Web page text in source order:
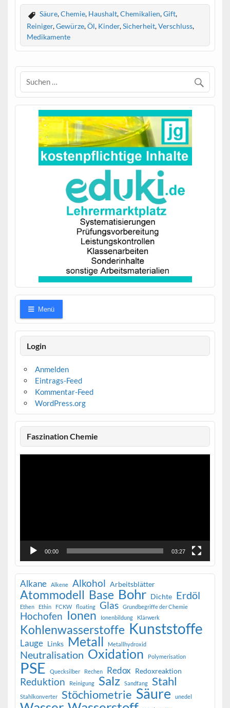
Säure,Chemie, Haushalt,Chemikalien,Gift,
Reiniger,Gewürze,Öl, Kinder,Sicherheit,Verschluss,
Medikamente
Menü
Login
Anmelden
Eintrags-Feed
Kommentar-Feed
WordPress.org
Faszination Chemie
Video-
00:00 03:27
Alkane Alkene Alkohol Arbeitsblätter
Atommodell Base Bohr Dichte Erdöl
Ethen Ethin FCKW floating Glas Grundbegriffe der Chemie
Hochofen Ionen Ionenbildung Klärwerk
Kohlenwasserstoffe Kunststoffe
Lauge Links Metall Metallhydroxid
Neutralisation Oxidation Polymerisation
PSE Quecksilber Rechen Redox Redoxreaktion
Reduktion Reinigung Salz Sandfang Stahl
Stahlkonverter Stöchiometrie Säure unedel